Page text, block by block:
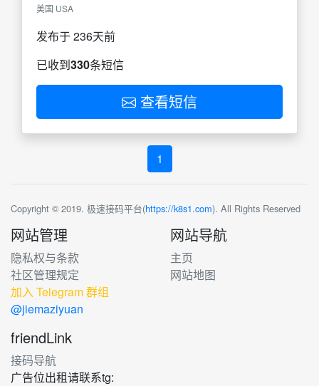
美国 USA
发布于 236天前
已收到330条短信
查看短信
1
Copyright © 2019. 极速接码平台(https://k8s1.com). All Rights Reserved
网站管理
隐私权与条款
社区管理规定
加入 Telegram 群组
@jiemaziyuan
网站导航
主页
网站地图
friendLink
接码导航
广告位出租请联系tg: